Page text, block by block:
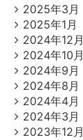
2025年3月
2025年1月
2024年12月
2024年10月
2024年9月
2024年8月
2024年4月
2024年3月
2023年12月